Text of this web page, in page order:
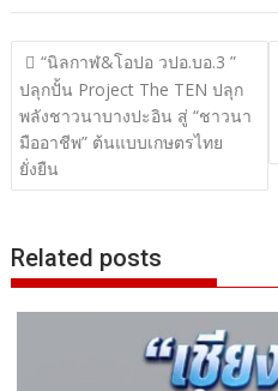
แนะแนว
เรื่อง
“นิลกาฬ&โอปอ วปอ.บอ.3 ”
ปลุกปั้น Project The TEN ปลุก
พลังชาวนาบางปะอิน สู่ “ชาวนา
มืออาชีพ” ต้นแบบเกษตรไทย
ยั่งยืน
Related posts